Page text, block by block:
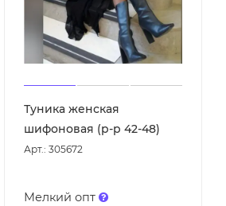
Туника женская
шифоновая (р-р 42-48)
Арт.: 305672
Мелкий опт